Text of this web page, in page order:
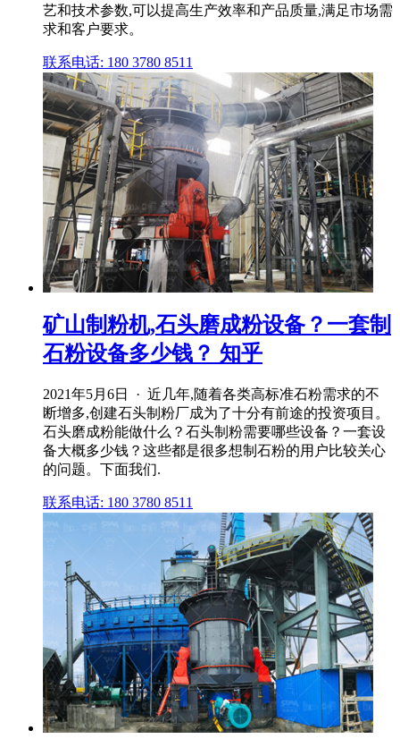
艺和技术参数,可以提高生产效率和产品质量,满足市场需
求和客户要求。
联系电话: 180 3780 8511
矿山制粉机,石头磨成粉设备？一套制
石粉设备多少钱？ 知乎
2021年5月6日 · 近几年,随着各类高标准石粉需求的不
断增多,创建石头制粉厂成为了十分有前途的投资项目。
石头磨成粉能做什么？石头制粉需要哪些设备？一套设
备大概多少钱？这些都是很多想制石粉的用户比较关心
的问题。下面我们.
联系电话: 180 3780 8511